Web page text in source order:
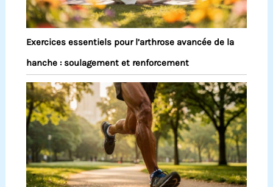
Exercices essentiels pour l’arthrose avancée de la
hanche : soulagement et renforcement